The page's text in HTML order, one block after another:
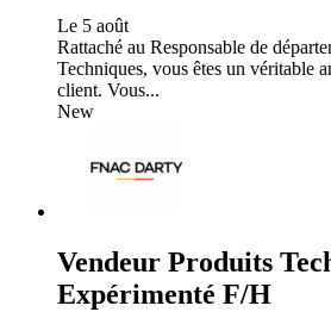
Le 5 août
Rattaché au Responsable de
Techniques, vous êtes un véritable
client. Vous...
New
Vendeur Produits
Expérimenté F/H